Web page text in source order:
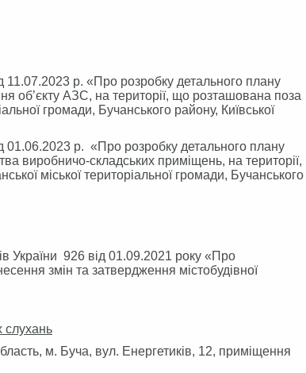
р. «Про розробку детального плану
об’єкту АЗС, на території, що розташована поза
громади, Бучанського району, Київської
01.06.2023 р. «Про розробку детального плану
виробничо-складських приміщень, на території,
міської територіальної громади, Бучанського
України 926 від 01.09.2021 року «Про
змін та затвердження містобудівної
слухань
м. Буча, вул. Енергетиків, 12, приміщення